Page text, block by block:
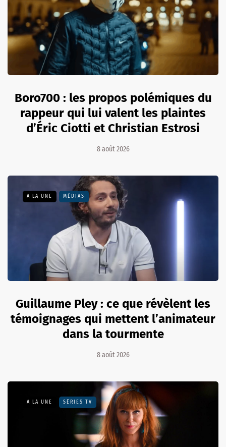
Boro700 : les propos polémiques du
rappeur qui lui valent les plaintes
d’Éric Ciotti et Christian Estrosi
8 août 2026
A LA UNE MÉDIAS
Guillaume Pley : ce que révèlent les
témoignages qui mettent l’animateur
dans la tourmente
8 août 2026
A LA UNE SÉRIES TV